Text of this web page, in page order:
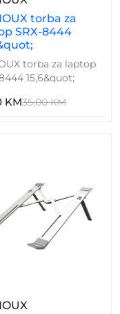
torba za
SRX-8444
torba za laptop
15,6&quot;
KM35,00 KM
SRX-8915